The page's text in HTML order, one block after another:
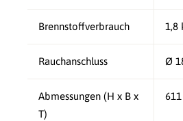
Brennstoffverbrauch 1,8
Rauchanschluss Ø
Abmessungen (H x B x
T)